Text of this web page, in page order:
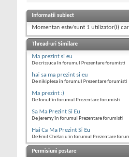
Informații subiect
Momentan este/sunt 1 utilizator(i)
Thread-uri Similare
Ma prezint si eu
De crissuca în forumul Prezentare forumisti
hai sa ma prezint si eu
De nikiplesa în forumul Prezentare forumisti
Ma prezint :)
De Ionut în forumul Prezentare forumisti
Sa Ma Prezint Si Eu
De jeremy în forumul Prezentare forumisti
Hai Ca Ma Prezint Si Eu
De Emil Chelariu în forumul Prezentare
Permisiuni postare